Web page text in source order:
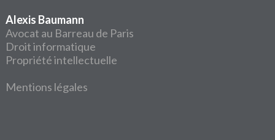
Alexis Baumann
Avocat au Barreau de Paris
Droit informatique
Propriété intellectuelle
Mentions légales